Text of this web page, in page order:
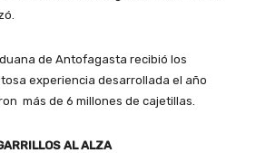
de Antofagasta recibió los
experiencia desarrollada el año
más de 6 millones de cajetillas.
AL ALZA